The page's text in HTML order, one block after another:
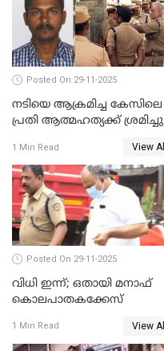
Posted On 29-11-2025
നടിയെ ആക്രമിച്ച കേസിലെ
പ്രതി ആത്മഹത്യക്ക് ശ്രമിച്ചു
1 Min Read View All
Posted On 29-11-2025
വിധി ഇന്ന്; ഒതായി മനാഫ്
കൊലപാതകക്കേസ്
1 Min Read View All